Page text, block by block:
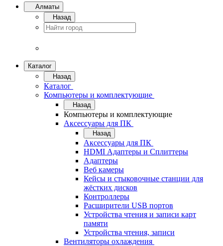
Алматы
Назад
Каталог
Назад
Каталог
Компьютеры и комплектующие
Назад
Компьютеры и комплектующие
Аксессуары для ПК
Назад
Аксессуары для ПК
HDMI Адаптеры и Сплиттеры
Адаптеры
Веб камеры
Кейсы и стыковочные станции для
жёстких дисков
Контроллеры
Расширители USB портов
Устройства чтения и записи карт
памяти
Устройства чтения, записи
Вентиляторы охлаждения